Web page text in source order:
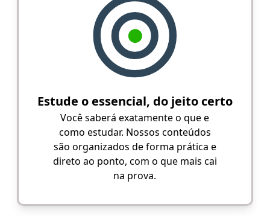
Estude o essencial, do jeito certo
Você saberá exatamente o que e
como estudar. Nossos conteúdos
são organizados de forma prática e
direto ao ponto, com o que mais cai
na prova.